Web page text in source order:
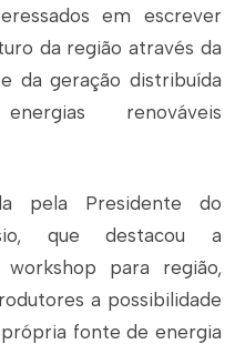
em escrever
da região através da
da geração distribuída
renováveis
pela Presidente do
que destacou a
para região,
a possibilidade
fonte de energia